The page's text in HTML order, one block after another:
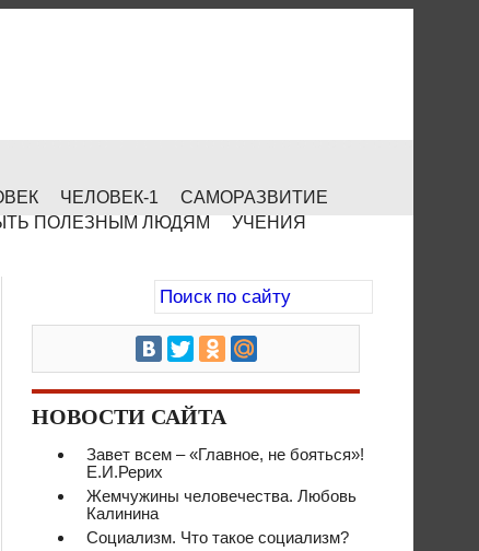
ЧЕЛОВЕК-1
САМОРАЗВИТИЕ
ПОЛЕЗНЫМ ЛЮДЯМ
УЧЕНИЯ
НОВОСТИ САЙТА
Завет всем – «Главное, не бояться»!
Е.И.Рерих
Жемчужины человечества. Любовь
Калинина
Социализм. Что такое социализм?